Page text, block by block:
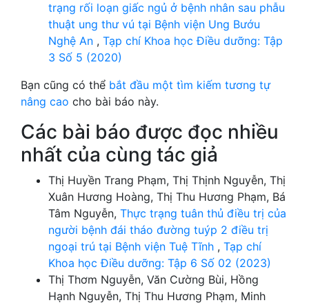
trạng rối loạn giấc ngủ ở bệnh nhân sau phẫu
thuật ung thư vú tại Bệnh viện Ung Bướu
Nghệ An , Tạp chí Khoa học Điều dưỡng: Tập
3 Số 5 (2020)
Bạn cũng có thể bắt đầu một tìm kiếm tương tự
nâng cao cho bài báo này.
Các bài báo được đọc nhiều
nhất của cùng tác giả
Thị Huyền Trang Phạm, Thị Thịnh Nguyễn, Thị
Xuân Hương Hoàng, Thị Thu Hương Phạm, Bá
Tâm Nguyễn, Thực trạng tuân thủ điều trị của
người bệnh đái tháo đường tuýp 2 điều trị
ngoại trú tại Bệnh viện Tuệ Tĩnh , Tạp chí
Khoa học Điều dưỡng: Tập 6 Số 02 (2023)
Thị Thơm Nguyễn, Văn Cường Bùi, Hồng
Hạnh Nguyễn, Thị Thu Hương Phạm, Minh